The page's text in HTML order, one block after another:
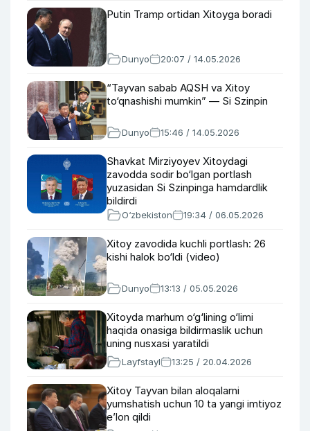
Putin Tramp ortidan Xitoyga boradi
Dunyo 20:07 / 14.05.2026
“Tayvan sabab AQSH va Xitoy
to‘qnashishi mumkin” — Si Szinpin
Dunyo 15:46 / 14.05.2026
Shavkat Mirziyoyev Xitoydagi
zavodda sodir bo‘lgan portlash
yuzasidan Si Szinpinga hamdardlik
bildirdi
O‘zbekiston 19:34 / 06.05.2026
Xitoy zavodida kuchli portlash: 26
kishi halok bo‘ldi (video)
Dunyo 13:13 / 05.05.2026
Xitoyda marhum o‘g‘lining o‘limi
haqida onasiga bildirmaslik uchun
uning nusxasi yaratildi
Layfstayl 13:25 / 20.04.2026
Xitoy Tayvan bilan aloqalarni
yumshatish uchun 10 ta yangi imtiyoz
e’lon qildi